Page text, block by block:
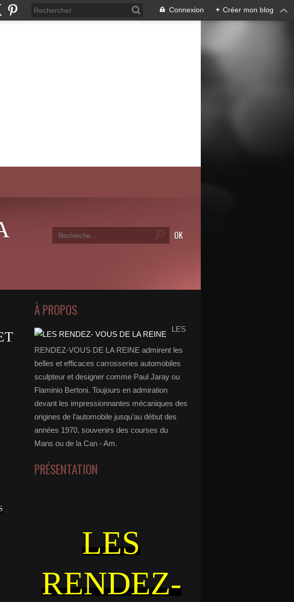
Connexion + Créer mon blog
À PROPOS
LES
RENDEZ-VOUS DE LA REINE admirent les
belles et efficaces carrosseries automobiles
sculpteur et designer comme Paul Jaray ou
Flaminio Bertoni. Toujours en admiration
devant les impressionnantes mécaniques des
origines de l’automobile jusqu’au début des
années 1970, souvenirs des courses du
Mans ou de la Can - Am.
PRÉSENTATION
LES
RENDEZ-